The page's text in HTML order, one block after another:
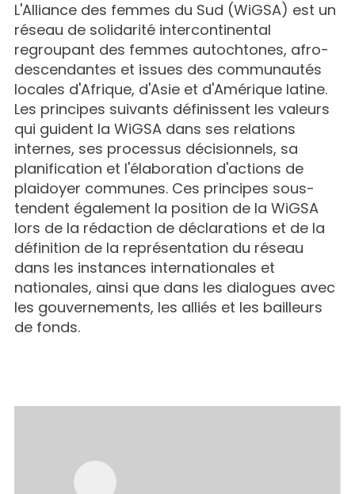
L'Alliance des femmes du Sud (WiGSA) est un
réseau de solidarité intercontinental
regroupant des femmes autochtones, afro-
descendantes et issues des communautés
locales d'Afrique, d'Asie et d'Amérique latine.
Les principes suivants définissent les valeurs
qui guident la WiGSA dans ses relations
internes, ses processus décisionnels, sa
planification et l'élaboration d'actions de
plaidoyer communes. Ces principes sous-
tendent également la position de la WiGSA
lors de la rédaction de déclarations et de la
définition de la représentation du réseau
dans les instances internationales et
nationales, ainsi que dans les dialogues avec
les gouvernements, les alliés et les bailleurs
de fonds.